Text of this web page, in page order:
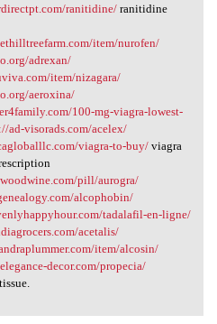
ranitidine/ranitidine
item/nurofen/
adrexan/
item/nizagara/
aeroxina/
100-mg-viagra-lowest-
ad-visorads.com/acelex/
viagra-to-buy/viagra
pill/aurogra/
alcophobin/
tadalafil-en-ligne/
acetalis/
item/alcosin/
decor.com/propecia/